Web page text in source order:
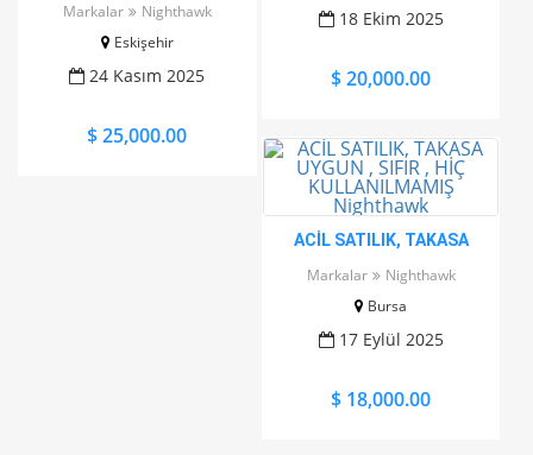
getirilmiş,Mükemmel
makina
Markalar
Nighthawk
Eskişehir
24 Kasım 2025
$ 25,000.00
18 Ekim 2025
$ 20,000.00
ACİL SATILIK, TAKASA
KULLANILMAMIŞ Nighthawk
Markalar
Nighthawk
Bursa
17 Eylül 2025
$ 18,000.00